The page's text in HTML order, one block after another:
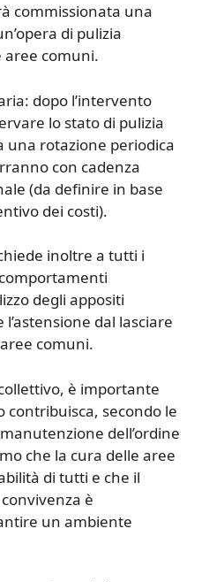
commissionata una
di pulizia
comuni.
dopo l’intervento
lo stato di pulizia
rotazione periodica
con cadenza
(da definire in base
dei costi).
inoltre a tutti i
degli appositi
dal lasciare
comuni.
è importante
contribuisca, secondo le
dell’ordine
che la cura delle aree
di tutti e che il
è
un ambiente